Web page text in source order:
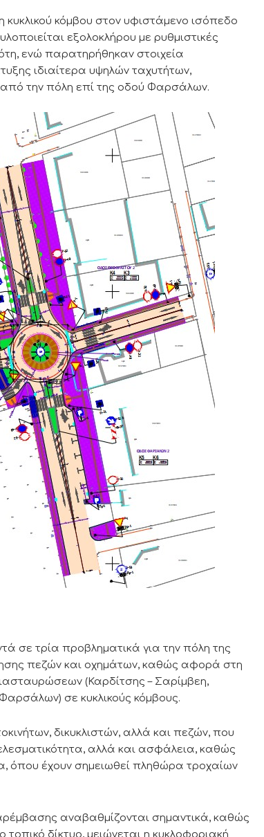
κόμβου στον υφιστάμενο ισόπεδο
εξολοκλήρου με ρυθμιστικές
ενώ παρατηρήθηκαν στοιχεία
ιδιαίτερα υψηλών ταχυτήτων,
από την πόλη επί της οδού Φαρσάλων.
σε τρία προβληματικά για την πόλη της
πεζών και οχημάτων, καθώς αφορά στη
(Καρδίτσης – Σαρίμβεη,
σε κυκλικούς κόμβους.
δικυκλιστών, αλλά και πεζών, που
αλλά και ασφάλεια, καθώς
όπου έχουν σημειωθεί πληθώρα τροχαίων
αναβαθμίζονται σημαντικά, καθώς
δίκτυο, μειώνεται η κυκλοφοριακή